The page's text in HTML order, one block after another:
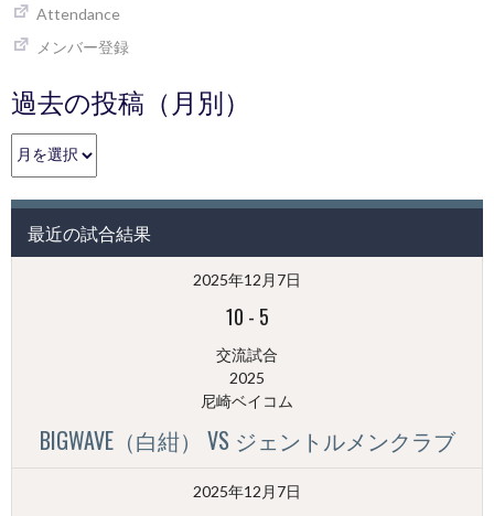
Attendance
メンバー登録
過去の投稿（月別）
過
去
投
（月
最近の試合結果
2025年12月7日
10 - 5
交流試合
2025
尼崎ベイコム
BIGWAVE（白紺） VS ジェントルメンクラブ
2025年12月7日